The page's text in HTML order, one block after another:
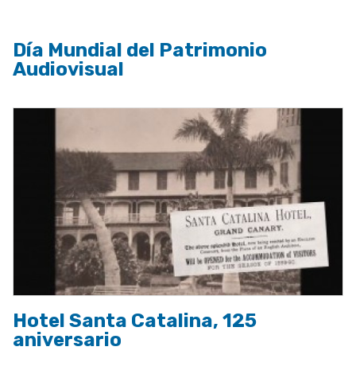
Día Mundial del Patrimonio
Audiovisual
Hotel Santa Catalina, 125
aniversario